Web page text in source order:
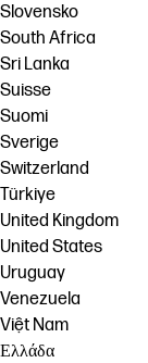
Slovensko
South Africa
Sri Lanka
Suisse
Suomi
Sverige
Switzerland
Türkiye
United Kingdom
United States
Uruguay
Venezuela
Việt Nam
Ελλάδα